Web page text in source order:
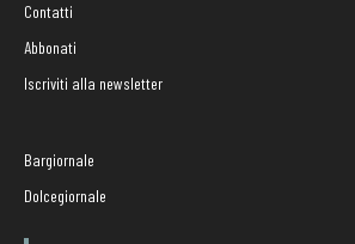
Contatti
Abbonati
Iscriviti alla newsletter
Bargiornale
Dolcegiornale